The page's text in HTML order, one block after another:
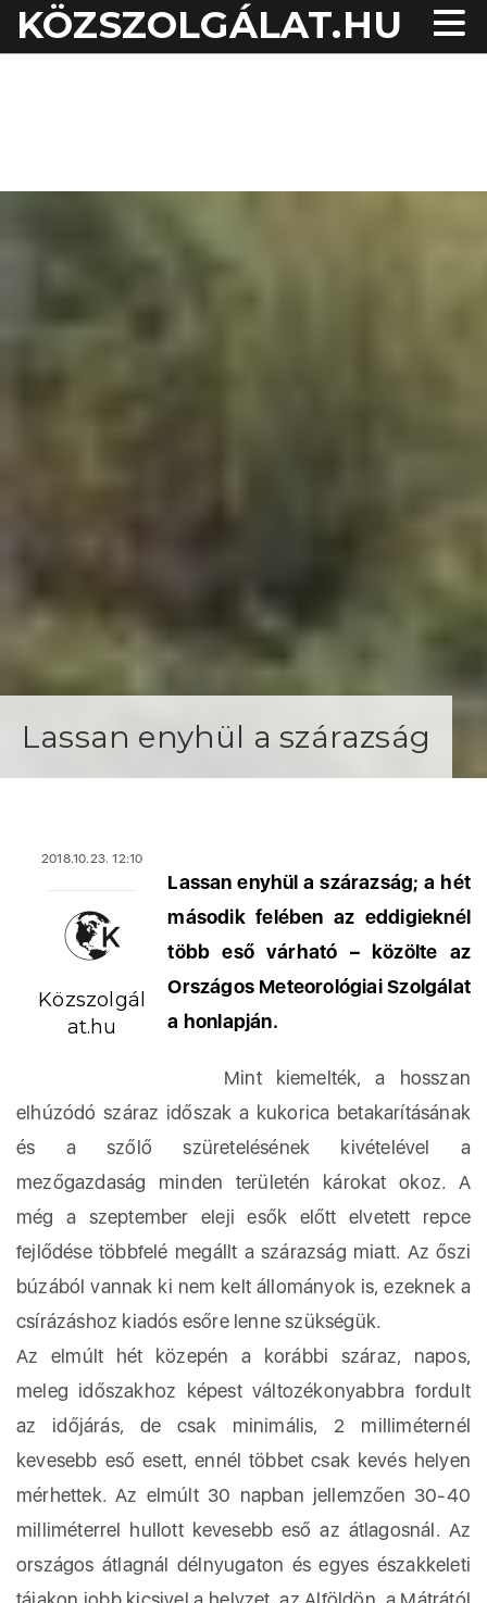
KÖZSZOLGÁLAT.HU
Lassan enyhül a szárazság
2018.10.23. 12:10
Közszolgál
at.hu
Lassan enyhül a szárazság; a hét
második felében az eddigieknél
több eső várható – közölte az
Országos Meteorológiai Szolgálat
a honlapján.
Mint kiemelték, a hosszan
elhúzódó száraz időszak a kukorica betakarításának
és a szőlő szüretelésének kivételével a
mezőgazdaság minden területén károkat okoz. A
még a szeptember eleji esők előtt elvetett repce
fejlődése többfelé megállt a szárazság miatt. Az őszi
búzából vannak ki nem kelt állományok is, ezeknek a
csírázáshoz kiadós esőre lenne szükségük.
Az elmúlt hét közepén a korábbi száraz, napos,
meleg időszakhoz képest változékonyabbra fordult
az időjárás, de csak minimális, 2 milliméternél
kevesebb eső esett, ennél többet csak kevés helyen
mérhettek. Az elmúlt 30 napban jellemzően 30-40
milliméterrel hullott kevesebb eső az átlagosnál. Az
országos átlagnál délnyugaton és egyes északkeleti